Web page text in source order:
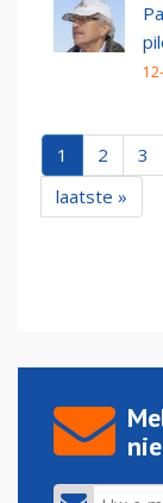
1 2 3
laatste »